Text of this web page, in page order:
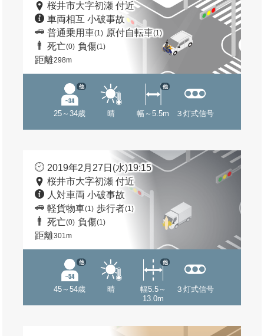
桜井市大字初瀬 付近
車両相互 小破事故
普通乗用車(1) 原付自転車(1)
死亡(0) 負傷(1)
距離298m
25～34歳
他
晴 幅～5.5m
他
３灯式信号
2019年2月27日(水)19:15
桜井市大字初瀬 付近
人対車両 小破事故
軽貨物車(1) 歩行者(1)
死亡(0) 負傷(1)
距離301m
45～54歳
他
晴
幅5.5～
13.0m
他
３灯式信号